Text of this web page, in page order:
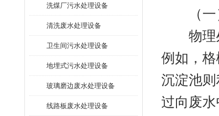
洗煤厂污水处理设备
清洗废水处理设备
卫生间污水处理设备
地埋式污水处理设备
玻璃磨边废水处理设备
线路板废水处理设备
（一
物理处
例如，
沉淀池
过向废